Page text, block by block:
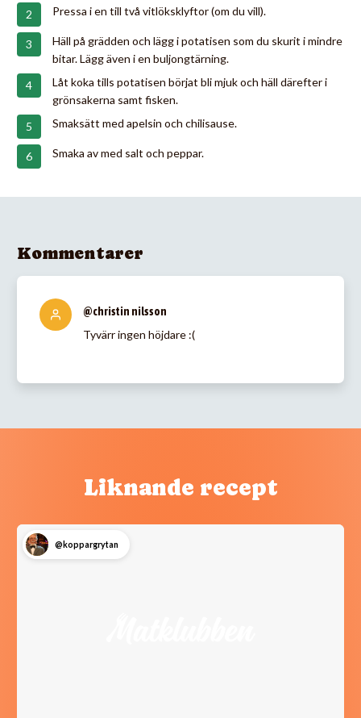
Pressa i en till två vitlöksklyftor (om du vill).
Häll på grädden och lägg i potatisen som du skurit i mindre
bitar. Lägg även i en buljongtärning.
Låt koka tills potatisen börjat bli mjuk och häll därefter i
grönsakerna samt fisken.
Smaksätt med apelsin och chilisause.
Smaka av med salt och peppar.
Kommentarer
@christin nilsson
Tyvärr ingen höjdare :(
Liknande recept
@koppargrytan